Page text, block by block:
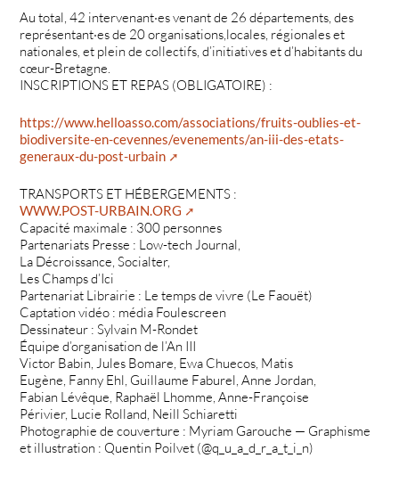
Au total, 42 intervenant·es venant de 26 départements, des
représentant·es de 20 organisations,locales, régionales et
nationales, et plein de collectifs, d’initiatives et d’habitants du
cœur-Bretagne.
INSCRIPTIONS ET REPAS (OBLIGATOIRE) :
https://www.helloasso.com/associations/fruits-oublies-et-
biodiversite-en-cevennes/evenements/an-iii-des-etats-
generaux-du-post-urbain
TRANSPORTS ET HÉBERGEMENTS :
WWW.POST-URBAIN.ORG
Capacité maximale : 300 personnes
Partenariats Presse : Low-tech Journal,
La Décroissance, Socialter,
Les Champs d’Ici
Partenariat Librairie : Le temps de vivre (Le Faouët)
Captation vidéo : média Foulescreen
Dessinateur : Sylvain M-Rondet
Équipe d’organisation de l’An III
Victor Babin, Jules Bomare, Ewa Chuecos, Matis
Eugène, Fanny Ehl, Guillaume Faburel, Anne Jordan,
Fabian Lévêque, Raphaël Lhomme, Anne-Françoise
Périvier, Lucie Rolland, Neill Schiaretti
Photographie de couverture : Myriam Garouche — Graphisme
et illustration : Quentin Poilvet (@q_u_a_d_r_a_t_i_n)